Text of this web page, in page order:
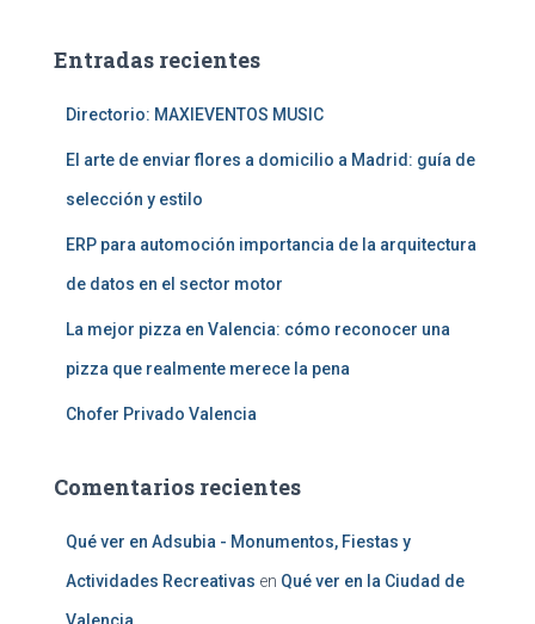
r
Entradas recientes
Directorio: MAXIEVENTOS MUSIC
El arte de enviar flores a domicilio a Madrid: guía de
selección y estilo
ERP para automoción importancia de la arquitectura
de datos en el sector motor
La mejor pizza en Valencia: cómo reconocer una
pizza que realmente merece la pena
Chofer Privado Valencia
Comentarios recientes
Qué ver en Adsubia - Monumentos, Fiestas y
Actividades Recreativas en Qué ver en la Ciudad de